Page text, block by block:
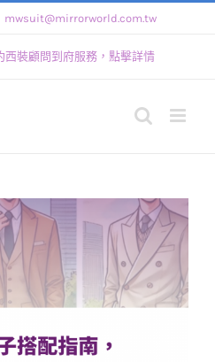
mwsuit@mirrorworld.com.tw
西裝顧問到府服務，點擊詳情